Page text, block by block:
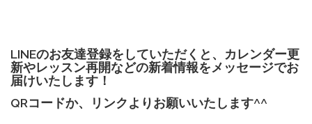
LINEのお友達登録をしていただくと、カレンダー更
新やレッスン再開などの新着情報をメッセージでお
届けいたします！
QRコードか、リンクよりお願いいたします^^